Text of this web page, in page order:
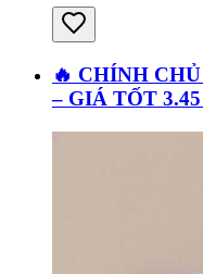
🔥 CHÍNH CHỦ
– GIÁ TỐT